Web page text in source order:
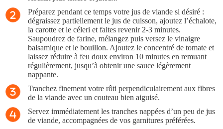
Préparez pendant ce temps votre jus de viande si désiré :
dégraissez partiellement le jus de cuisson, ajoutez l’échalote,
la carotte et le céleri et faites revenir 2-3 minutes.
Saupoudrez de farine, mélangez puis versez le vinaigre
balsamique et le bouillon. Ajoutez le concentré de tomate et
laissez réduire à feu doux environ 10 minutes en remuant
régulièrement, jusqu’à obtenir une sauce légèrement
nappante.
Tranchez finement votre rôti perpendiculairement aux fibres
de la viande avec un couteau bien aiguisé.
Servez immédiatement les tranches nappées d’un peu de jus
de viande, accompagnées de vos garnitures préférées.